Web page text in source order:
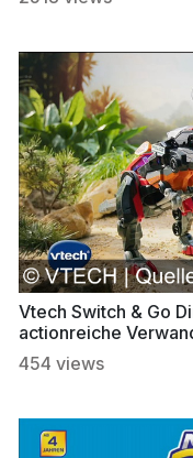
Vtech Switch & Go
actionreiche
454 views